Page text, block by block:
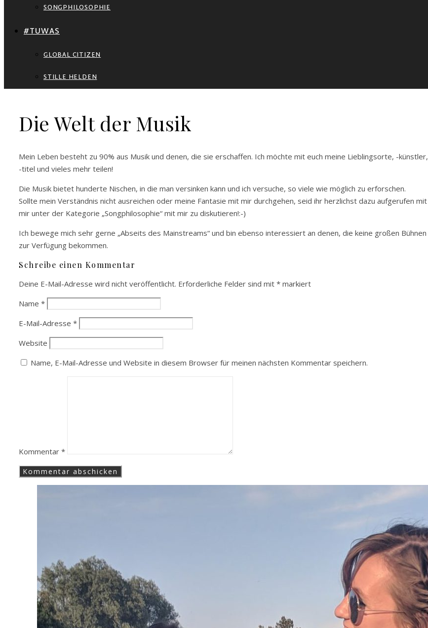
SONGPHILOSOPHIE
#TUWAS
GLOBAL CITIZEN
STILLE HELDEN
Die Welt der Musik
Mein Leben besteht zu 90% aus Musik und denen, die sie erschaffen. Ich möchte mit euch meine Lieblingsorte, -künstler,
-titel und vieles mehr teilen!
Die Musik bietet hunderte Nischen, in die man versinken kann und ich versuche, so viele wie möglich zu erforschen.
Sollte mein Verständnis nicht ausreichen oder meine Fantasie mit mir durchgehen, seid ihr herzlichst dazu aufgerufen mit
mir unter der Kategorie „Songphilosophie“ mit mir zu diskutieren!:-)
Ich bewege mich sehr gerne „Abseits des Mainstreams“ und bin ebenso interessiert an denen, die keine großen Bühnen
zur Verfügung bekommen.
Schreibe einen Kommentar
Deine E-Mail-Adresse wird nicht veröffentlicht. Erforderliche Felder sind mit * markiert
Name *
E-Mail-Adresse *
Website
Name, E-Mail-Adresse und Website in diesem Browser für meinen nächsten Kommentar speichern.
Kommentar *